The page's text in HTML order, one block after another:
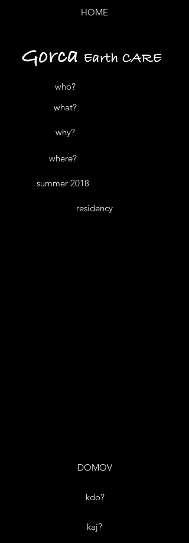
residency
summer 2018
who?
what?
why?
where?
HOME
DOMOV
kdo?
kaj?